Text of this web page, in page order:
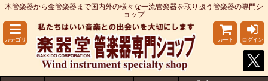
木管楽器から金管楽器まで国内外の様々な一流管楽器を取り扱う管楽器の専門シ
ョップ
カテゴリ カート ログイン